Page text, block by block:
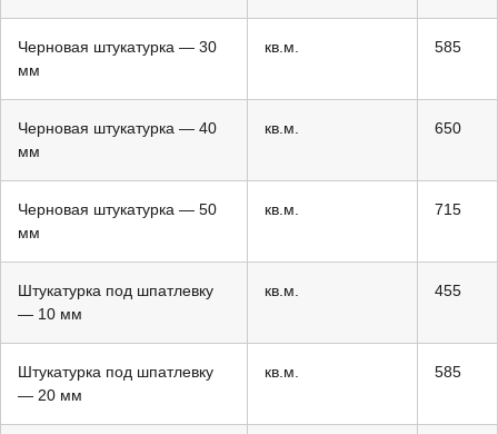
Черновая штукатурка — 30
мм
кв.м. 585
Черновая штукатурка — 40
мм
кв.м. 650
Черновая штукатурка — 50
мм
кв.м. 715
Штукатурка под шпатлевку
— 10 мм
кв.м. 455
Штукатурка под шпатлевку
— 20 мм
кв.м. 585